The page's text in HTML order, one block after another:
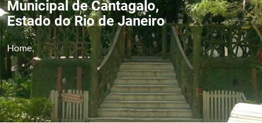
Municipal de Cantagalo,
Estado do Rio de Janeiro
Home